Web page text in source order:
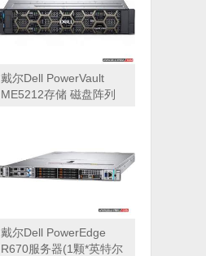
戴尔Dell PowerVault
ME5212存储 磁盘阵列
戴尔Dell PowerEdge
R670服务器(1颗*英特尔